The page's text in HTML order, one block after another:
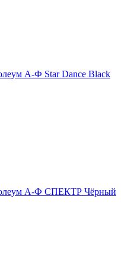
А-Ф Star Dance Black
А-Ф СПЕКТР Чёрный